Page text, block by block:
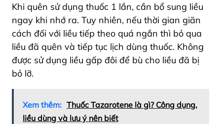
Khi quên sử dụng thuốc 1 lần, cần bổ sung liều
ngay khi nhớ ra. Tuy nhiên, nếu thời gian giãn
cách đối với liều tiếp theo quá ngắn thì bỏ qua
liều đã quên và tiếp tục lịch dùng thuốc. Không
được sử dụng liều gấp đôi để bù cho liều đã bị
bỏ lỡ.
Xem thêm: Thuốc Tazarotene là gì? Công dụng,
liều dùng và lưu ý nên biết